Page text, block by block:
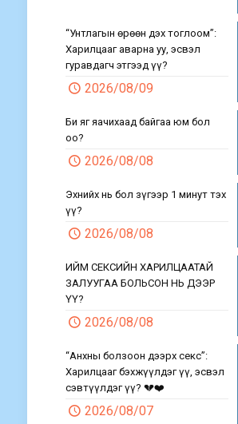
“Унтлагын өрөөн дэх тоглоом”:
Харилцааг аварна уу, эсвэл
гуравдагч этгээд үү?
2026/08/09
Би яг яачихаад байгаа юм бол
оо?
2026/08/08
Эхнийх нь бол зүгээр 1 минут тэх
үү?
2026/08/08
ИЙМ СЕКСИЙН ХАРИЛЦААТАЙ
ЗАЛУУГАА БОЛЬСОН НЬ ДЭЭР
ҮҮ?
2026/08/08
“Анхны болзоон дээрх секс”:
Харилцааг бэхжүүлдэг үү, эсвэл
сэвтүүлдэг үү? 💔❤️
2026/08/07